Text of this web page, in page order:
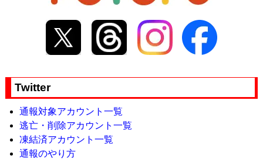
Twitter
通報対象アカウント一覧
逃亡・削除アカウント一覧
凍結済アカウント一覧
通報のやり方